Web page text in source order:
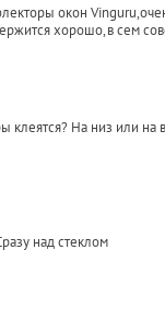
окон
хорошо,в сем
клеятся? На низ или на
над стеклом